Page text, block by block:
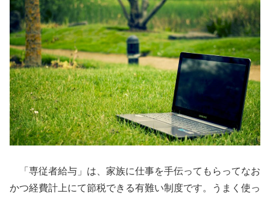
「専従者給与」は、家族に仕事を手伝ってもらってなお
かつ経費計上にて節税できる有難い制度です。うまく使っ